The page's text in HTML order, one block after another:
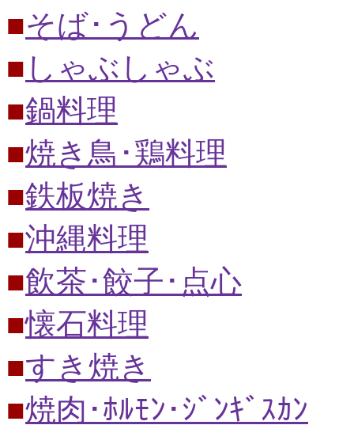
■そば･うどん
■ しゃぶしゃぶ
■鍋料理
■焼き鳥･鶏料理
■鉄板焼き
■沖縄料理
■飲茶･餃子･点心
■懐石料理
■すき焼き
■焼肉･ﾎﾙﾓﾝ･ｼﾞﾝｷﾞｽｶﾝ